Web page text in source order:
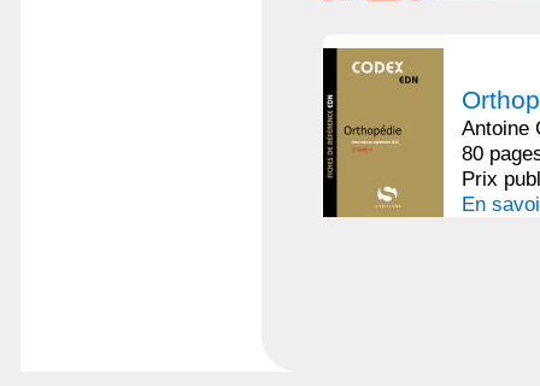
Antoine
80
Prix
En